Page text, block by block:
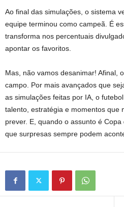
Ao final das simulações, o sistema
equipe terminou como campeã. É
transforma nos percentuais
apontar os favoritos.
Mas, não vamos desanimar! Afinal,
campo. Por mais avançados que
as simulações feitas por IA, o
talento, estratégia e momentos que
prever. E, quando o assunto é
que surpresas sempre podem